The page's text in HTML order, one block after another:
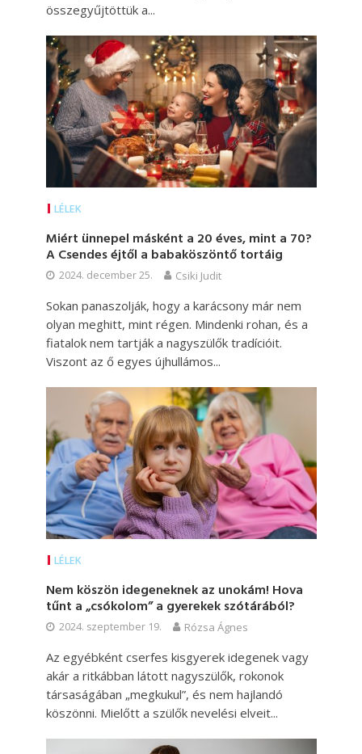
összegyűjtöttük a...
LÉLEK
Miért ünnepel másként a 20 éves, mint a 70?
A Csendes éjtől a babaköszöntő tortáig
2024. december 25. Csiki Judit
Sokan panaszolják, hogy a karácsony már nem
olyan meghitt, mint régen. Mindenki rohan, és a
fiatalok nem tartják a nagyszülők tradícióit.
Viszont az ő egyes újhullámos...
LÉLEK
Nem köszön idegeneknek az unokám! Hova
tűnt a „csókolom” a gyerekek szótárából?
2024. szeptember 19. Rózsa Ágnes
Az egyébként cserfes kisgyerek idegenek vagy
akár a ritkábban látott nagyszülők, rokonok
társaságában „megkukul”, és nem hajlandó
köszönni. Mielőtt a szülők nevelési elveit...